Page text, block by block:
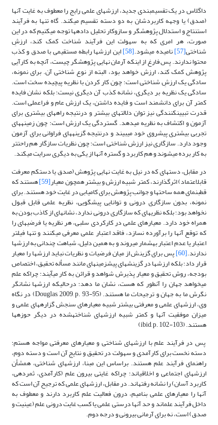
داگلاس در یک تقسیم­بندی جدید، ارزش­های علمی رایج را معطوف به غایت آنها
(صدق) یا وجهه کاربردشان به دو دسته تقسیم می­کند. گاه تنها به فرآیند
استنتاج و استدلال پژوهشگر و سازوکار تحلیل داده­ها توجه می­کنیم که در این
صورت، هر امری که به سهولت این فرآیند شناخت کمک کند، ارزشِ
شناختی[57] نامیده می­شود.[58] این ارزش­ها رابطه مستقیمی با صدق و کذب
محتوا ندارند. پس فارغ از اینکه آرمان نهایی پژوهشگر چیست، آنچه به کارآیی
پژوهش کمک کند، ارزش خواهد بود، البته از نوع شناختی آن. برای نمونه،
سادگی یک ارزشِ شناختی است؛ چون کار کردن با نظریه پیچیده سخت است.
سادگی یک نظریه بر دیگری، نشانه کذب آن دیگری نیست؛ بلکه نشان فایده
کمتر آن برای دانشمند است و فایده داشتن، یک ارزش عام و فراعملی است.
قدرت تبیین­کنندگی نیز توان دلالت­های بیشتر و درنتیجه راه­های بیشتری برای
آزمون و اکتشاف به نظریه می­دهد. گستردگی یک ارزش است؛ چون زمینه­های
تجربی بیشتری پیش­روی خود می­بیند و درنتیجه گزینه­های فراوانی برای آزمون
وجود دارد. سازگاری نیز ارزش شناختی است؛ چون نظریات سازگار هم راحت­تر
به کار برده می­شوند و هم کاربرد و گستره آنها از یکی به دیگری سرایت می­کند.
در مقابل، دسته­ای که در نیل به غایت نهایی پژوهش (صدق یا دست­کم معرفت
قابل­اعتماد) اثرگذارند، کمتر شبیه ارزش و بیشتر همچون معیار[59] هستند که
قطب­نمای همه ساحت­ها و جوانب پژوهش برای کامیابی در غایت خود هستند. برای
نمونه، بدون سازگاری درونی و توانایی پیشگویی، نظریه علمی قابل قبول
نخواهد بود؛ بلکه نظریه­ای که سازگاری درونی ندارد، نشانه­ای از کاذب بودن به
همراه خود دارد. معیارهای علمی در کارکردی سلبی، هر نظریه یا فرضیه­ای را
که توقع آنها را برآورده نسازد، فاقد اعتبار علمی معرفی می­کنند و تنها فیلتر
اعتبار یا عدم اعتبار به­شمار می­روند و به همین دلیل، شباهت چندانی به ارزش­ها
ندارند.[60] پس برای گزینش از میان فرضیات و نظریات نباید ارزش­ها را معیار
قرار داد؛ بلکه ارزش­ها در گزینش­های پیش­زمینه­ای مانند مسأله تحقیق، اختصاص
بودجه، روش تحقیق و معیار پذیرش شواهد و قرائن به کار می­آیند؛ چراکه علم
می­خواهد جهان را آن­طور که هست، نشان ما دهد؛ درحالی­که ارزش­ها نشانگر
نگرش ما به جهان و ترجیحات ما هستند. (Douglas, 2009, p. 93-95) در نگاه
وی، ارزش­های علمی و معرفتی بیشتر شبیه معیارهای سنجش گزاره­های علمی و
میزان موفقیت آنها و کمتر شبیه ارزش­های شناخته­شده در دیگر حوزه­ها
هستند. (ibid, p. 102-103)
پس در فرآیند علم با ارزش­های شناختی و معیارهای معرفتی مواجه هستم؛
دسته نخست برای کارآمدی و سهولت در تحقیق و نتایج آن است و دسته دوم،
راهنمای فرآیند علم هستند. براساس این مبنا، ارزش­های شناختی، هم­شأن
ارزش­های اجتماعی و اخلاقی­اند؛ چراکه غایتی بیرون علم (کارآمدی، ثمردهی،
کاربرد آسان) را نشانه رفته­اند. در مقابل، ارزش­های علمی که ترجیح آن است که
آنها را معیارهای علمی بنامیم، درون فعالیت علم کاربرد دارند و معطوف به
داخل فرآیند علم­اند و حد آنها درستی علمی یا کسب غایت درونی علم (عینیت و
صدق) است، نه برای آرمانی بیرونی و درجه دوم.